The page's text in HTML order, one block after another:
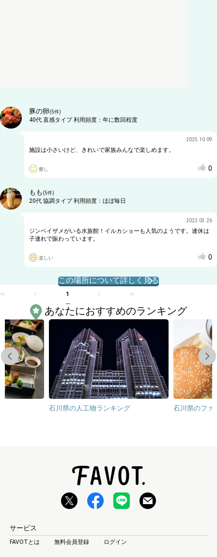
豚の卵(5件)
40代 直感タイプ利用頻度： 年に数回程度
2025.10.09
施設は小さいけど、きれいで家族みんなで楽しめます。
癒し 0
もも (5件)
20代 協調タイプ利用頻度： ほぼ毎日
2022.03.26
ジンベイザメがいる水族館！イルカショーも人気のようです。連休は
子連れで賑わっています。
楽しい 0
この場所について詳しく見る
1
あなたにおすすめのランキング
Previous
石川県の人工物ランキング 石川県のファ
Next
サービス
FAVOTとは 無料会員登録 ログイン